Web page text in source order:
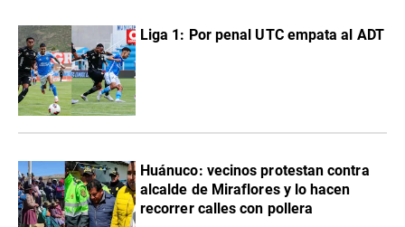
Liga 1: Por penal UTC empata al ADT
Huánuco: vecinos protestan contra
alcalde de Miraflores y lo hacen
recorrer calles con pollera